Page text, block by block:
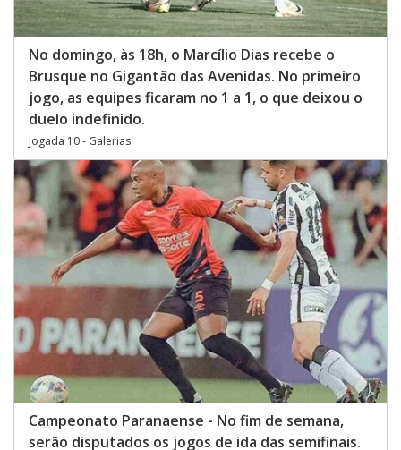
No domingo, às 18h, o Marcílio Dias recebe o
Brusque no Gigantão das Avenidas. No primeiro
jogo, as equipes ficaram no 1 a 1, o que deixou o
duelo indefinido.
Jogada 10 - Galerias
Campeonato Paranaense - No fim de semana,
serão disputados os jogos de ida das semifinais.